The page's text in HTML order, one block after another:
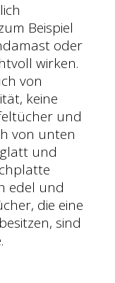
Beispiel
oder
wirken.
von
keine
und
von unten
und
edel und
die eine
sind